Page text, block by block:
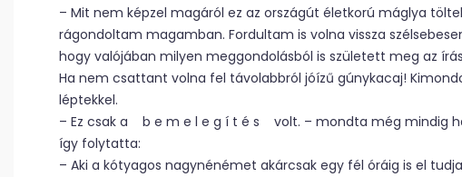
– Mit nem képzel magáról ez az országút életkorú máglya
rágondoltam magamban. Fordultam is volna vissza
hogy valójában milyen meggondolásból is született meg az
Ha nem csattant volna fel távolabbról jóízű gúnykacaj!
léptekkel.
– Ez csak a b e m e l e g í t é s volt. – mondta még mindig
így folytatta:
– Aki a kótyagos nagynénémet akárcsak egy fél óráig is el